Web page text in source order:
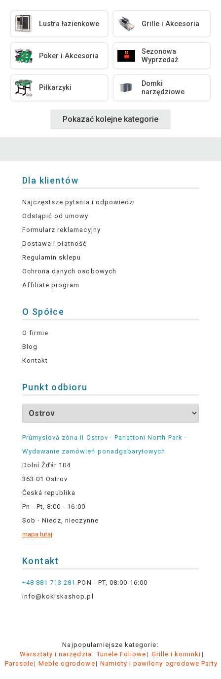
Lustra łazienkowe Grille i Akcesoria
Poker i Akcesoria
Sezonowa
Wyprzedaż
Piłkarzyki
Domki
narzędziowe
Pokazać kolejne kategorie
Dla klientów
Najczęstsze pytania i odpowiedzi
Odstąpić od umowy
Formularz reklamacyjny
Dostawa i płatność
Regulamin sklepu
Ochrona danych osobowych
Affiliate program
O Spółce
O firmie
Blog
Kontakt
Punkt odbioru
Průmyslová zóna II Ostrov - Panattoni North Park -
Wydawanie zamówień ponadgabarytowych
Dolní Žďár 104
363 01 Ostrov
Česká republika
Pn - Pt, 8:00 - 16:00
Sob - Niedz, nieczynne
mapa tutaj
Kontakt
+48 881 713 281 PON - PT, 08:00-16:00
info@kokiskashop.pl
Najpopularniejsze kategorie:
Warsztaty i narzędzia
Tunele Foliowe
Grille i kominki
Parasole
Meble ogrodowe Namioty i pawilony ogrodowe Party